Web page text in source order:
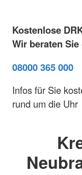
Kostenlose
Wir beraten Sie
08000 365 000
Infos für Sie
rund um die Uhr